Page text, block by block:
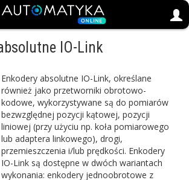
IO-Link
Enkodery absolutne IO-Link, określane
również jako przetworniki obrotowo-
kodowe, wykorzystywane są do pomiarów
bezwzględnej pozycji kątowej, pozycji
liniowej (przy użyciu np. koła pomiarowego
lub adaptera linkowego), drogi,
przemieszczenia i/lub prędkości. Enkodery
IO-Link są dostępne w dwóch wariantach
wykonania: enkodery jednoobrotowe z